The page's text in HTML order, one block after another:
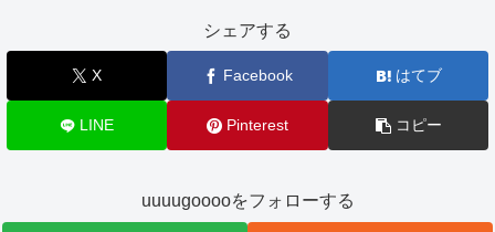
シェアする
X Facebook はてブ
LINE Pinterest コピー
uuuugooooをフォローする